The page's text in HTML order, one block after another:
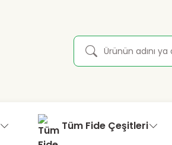
Tüm Fide Çeşitleri